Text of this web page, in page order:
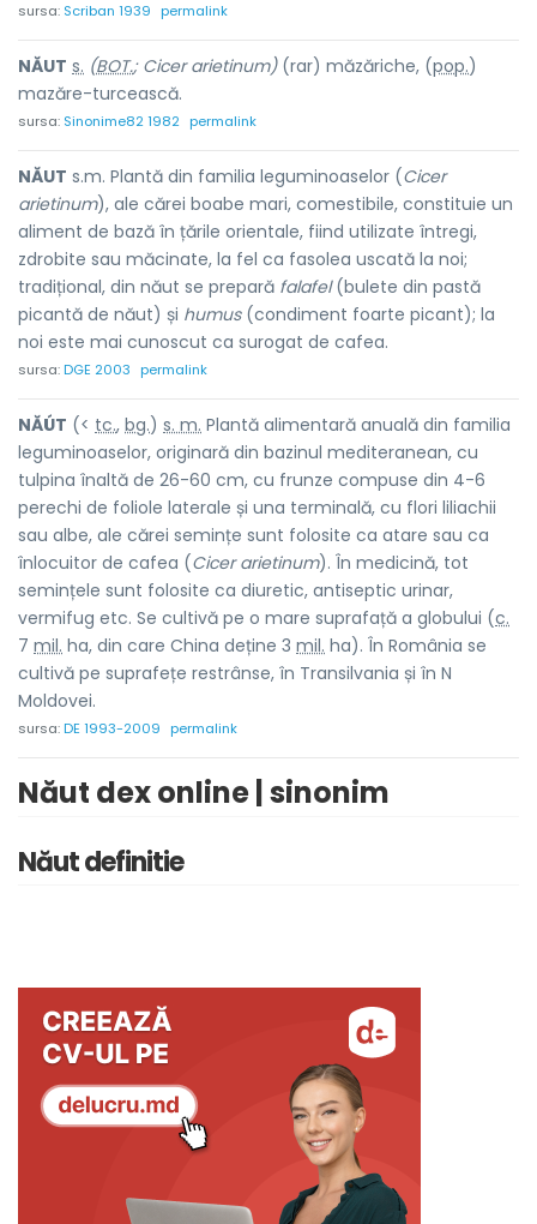
sursa: Scriban 1939 permalink
NĂUT s. (BOT.; Cicer arietinum)(rar) măzăriche, (pop.)
mazăre-turcească.
sursa: Sinonime82 1982 permalink
NĂUT s.m. Plantă din familia leguminoaselor (Cicer
arietinum), ale cărei boabe mari, comestibile, constituie un
aliment de bază în țările orientale, fiind utilizate întregi,
zdrobite sau măcinate, la fel ca fasolea uscată la noi;
tradițional, din năut se prepară falafel(bulete din pastă
picantă de năut) și humus(condiment foarte picant); la
noi este mai cunoscut ca surogat de cafea.
sursa:DGE 2003 permalink
NĂÚT (< tc., bg.) s. m. Plantă alimentară anuală din familia
leguminoaselor, originară din bazinul mediteranean, cu
tulpina înaltă de 26-60 cm, cu frunze compuse din 4-6
perechi de foliole laterale și una terminală, cu flori liliachii
sau albe, ale cărei semințe sunt folosite ca atare sau ca
înlocuitor de cafea (Cicer arietinum). În medicină, tot
semințele sunt folosite ca diuretic, antiseptic urinar,
vermifug etc. Se cultivă pe o mare suprafață a globului (c.
7 mil. ha, din care China deține 3 mil. ha). În România se
cultivă pe suprafețe restrânse, în Transilvania și în N
Moldovei.
sursa:DE 1993-2009 permalink
Năut dex online | sinonim
Năut definitie